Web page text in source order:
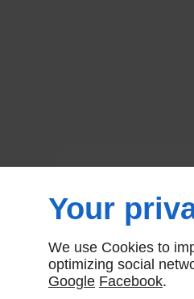
Your
We use Cookies to
optimizing social
Google Facebook.